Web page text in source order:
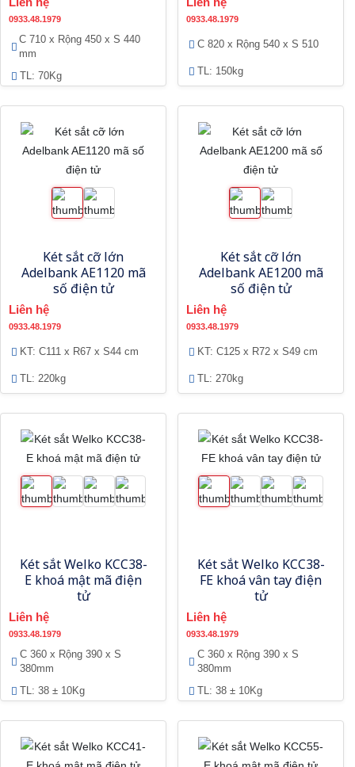
0933.48.1979
C 710 x Rộng 450 x S 440
mm
TL: 70Kg
0933.48.1979
C 820 x Rộng 540 x S 510
TL: 150kg
Két sắt cỡ lớn
Adelbank AE1120 mã
số điện tử
Liên hệ
0933.48.1979
KT: C111 x R67 x S44 cm
TL: 220kg
Két sắt cỡ lớn
Adelbank AE1200 mã
số điện tử
Liên hệ
0933.48.1979
KT: C125 x R72 x S49 cm
TL: 270kg
Két sắt Welko KCC38-
E khoá mật mã điện
tử
Liên hệ
0933.48.1979
C 360 x Rộng 390 x S
380mm
TL: 38 ± 10Kg
Két sắt Welko KCC38-
FE khoá vân tay điện
tử
Liên hệ
0933.48.1979
C 360 x Rộng 390 x S
380mm
TL: 38 ± 10Kg